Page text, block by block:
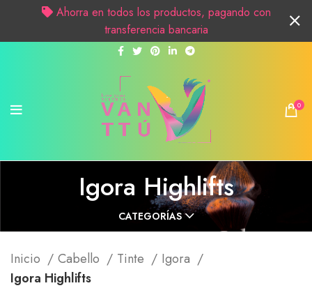
0
Igora Highlifts
CATEGORÍAS
Inicio Cabello Tinte
Igora
Igora Highlifts
Ahorra en todos los productos, pagando con
transferencia bancaria